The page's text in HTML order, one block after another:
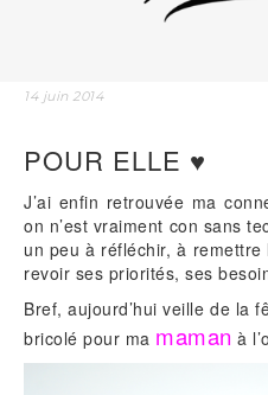
14 juin 2014
POUR ELLE ♥
J’ai enfin retrouvée ma
on n’est vraiment con sans
un peu à réfléchir, à
revoir ses priorités, ses
Bref, aujourd’hui veille de la
bricolé pour ma maman à